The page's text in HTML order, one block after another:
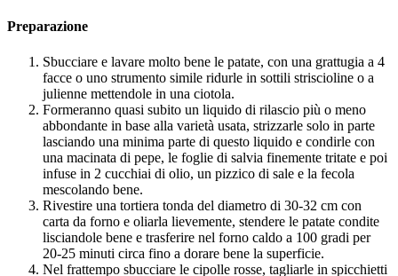
Preparazione
Sbucciare e lavare molto bene le patate, con una grattugia a 4
facce o uno strumento simile ridurle in sottili striscioline o a
julienne mettendole in una ciotola.
Formeranno quasi subito un liquido di rilascio più o meno
abbondante in base alla varietà usata, strizzarle solo in parte
lasciando una minima parte di questo liquido e condirle con
una macinata di pepe, le foglie di salvia finemente tritate e poi
infuse in 2 cucchiai di olio, un pizzico di sale e la fecola
mescolando bene.
Rivestire una tortiera tonda del diametro di 30-32 cm con
carta da forno e oliarla lievemente, stendere le patate condite
lisciandole bene e trasferire nel forno caldo a 100 gradi per
20-25 minuti circa fino a dorare bene la superficie.
Nel frattempo sbucciare le cipolle rosse, tagliarle in spicchietti